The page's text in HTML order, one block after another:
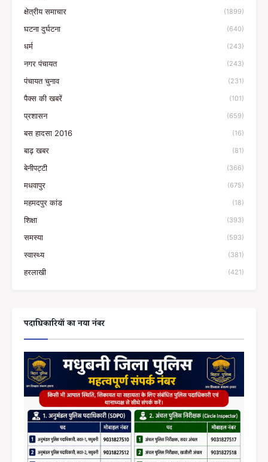
क्षेत्रीय समाचार (1899)
घटना दुर्घटना (640)
धर्म (243)
नगर पंचायत (243)
पंचायत चुनाव (231)
पैक्स की खबरें (101)
प्रशासन (659)
बस हादसा 2016 (16)
बाढ़ खबर (81)
बेनीपट्टी (366)
मधवापुर (675)
महमदपुर कांड (18)
शिक्षा (393)
समस्या (593)
स्वास्थ्य (381)
हरलाखी (421)
पदाधिकारियों का नया नंबर